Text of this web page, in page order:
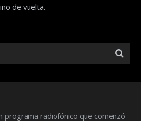
de vuelta.
programa radiofónico que comenzó